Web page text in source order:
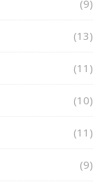
(9)
(13)
(11)
(10)
(11)
(9)